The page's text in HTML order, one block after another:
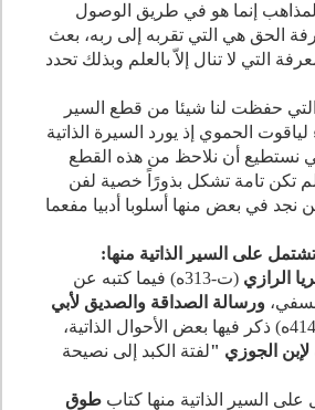
إنما هو في طريق الوصول
الحق هي التي تقربه إلى ربه، بعث
التي لا تنال إلاّ بالعلم وبذلك تحدد
حفظت لنا شيئا من قطع السير
لياقوت الحموي إذ يورد السيرة الذاتية
نستطيع أن نلاحظ من هذه القطع
لم تكن تامة تشكل بذورًاً خصية لفن
نجد في بعض منها أسلوبا أدبيا مفعما
على السير الذاتية منها:
الرازي(ت-313ه) فيما كتبه عن
ورسالة الصداقة والصديق لأبي
414ه) ذكر فيها بعض الأحوال الذاتية،
الجوزي "لفتة الكبد إلى نصيحة
السير الذاتية منها كتابطوق